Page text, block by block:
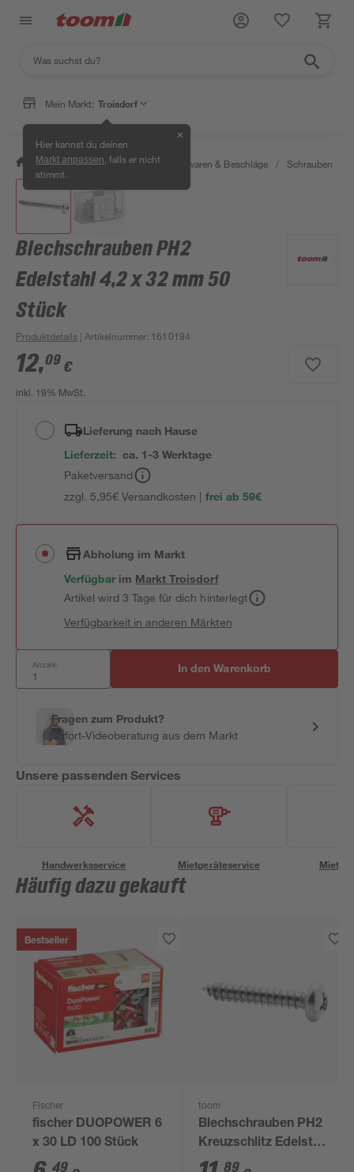
Mein Markt: Troisdorf
Hier kannst du deinen
Markt anpassen , falls er nicht
stimmt.
✕
/ Werkstatt & Maschinen / Eisenwaren & Beschläge / Schrauben
Blechschrauben PH2
Edelstahl 4,2 x 32 mm 50
Stück
Produktdetails | Artikelnummer: 1610194
12,09 €
inkl. 19% MwSt.
Lieferung nach Hause
Lieferzeit: ca. 1-3 Werktage
Paketversand
zzgl. 5,95€ Versandkosten | frei ab 59€
Abholung im Markt
Verfügbar im MarktTroisdorf
Artikel wird 3 Tage für dich hinterlegt
Verfügbarkeit in anderen Märkten
Anzahl: In den Warenkorb
Fragen zum Produkt?
Sofort-Videoberatung aus dem Markt
Unsere passenden Services
Handwerksservice Mietgeräteservice
Häufig dazu gekauft
Bestseller
Fischer
fischer DUOPOWER 6
x 30 LD 100 Stück
49
toom
Blechschrauben PH2
Kreuzschlitz Edelstahl
4,2 x 25 mm 50 Stück
89